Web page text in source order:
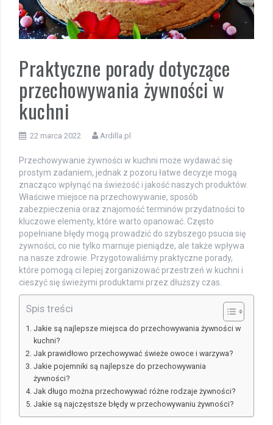
Praktyczne porady dotyczące
przechowywania żywności w
kuchni
22 marca 2022 Ardilla.pl
Przechowywanie żywności w kuchni może wydawać się
prostym zadaniem, jednak z pozoru łatwe decyzje mogą
znacząco wpłynąć na świeżość i jakość naszych produktów.
Właściwe miejsce na przechowywanie, sposób
zabezpieczenia oraz znajomość terminów przydatności to
kluczowe elementy, które warto opanować. Często
popełniane błędy mogą prowadzić do szybszego psucia się
żywności, co nie tylko marnuje pieniądze, ale także wpływa
na nasze zdrowie. Przygotowaliśmy praktyczne porady,
które pomogą ci lepiej zorganizować przestrzeń w kuchni i
cieszyć się świeżymi produktami przez dłuższy czas.
Spis treści
Jakie są najlepsze miejsca do przechowywania żywności w
kuchni?
Jak prawidłowo przechowywać świeże owoce i warzywa?
Jakie pojemniki są najlepsze do przechowywania
żywności?
Jak długo można przechowywać różne rodzaje żywności?
Jakie są najczęstsze błędy w przechowywaniu żywności?